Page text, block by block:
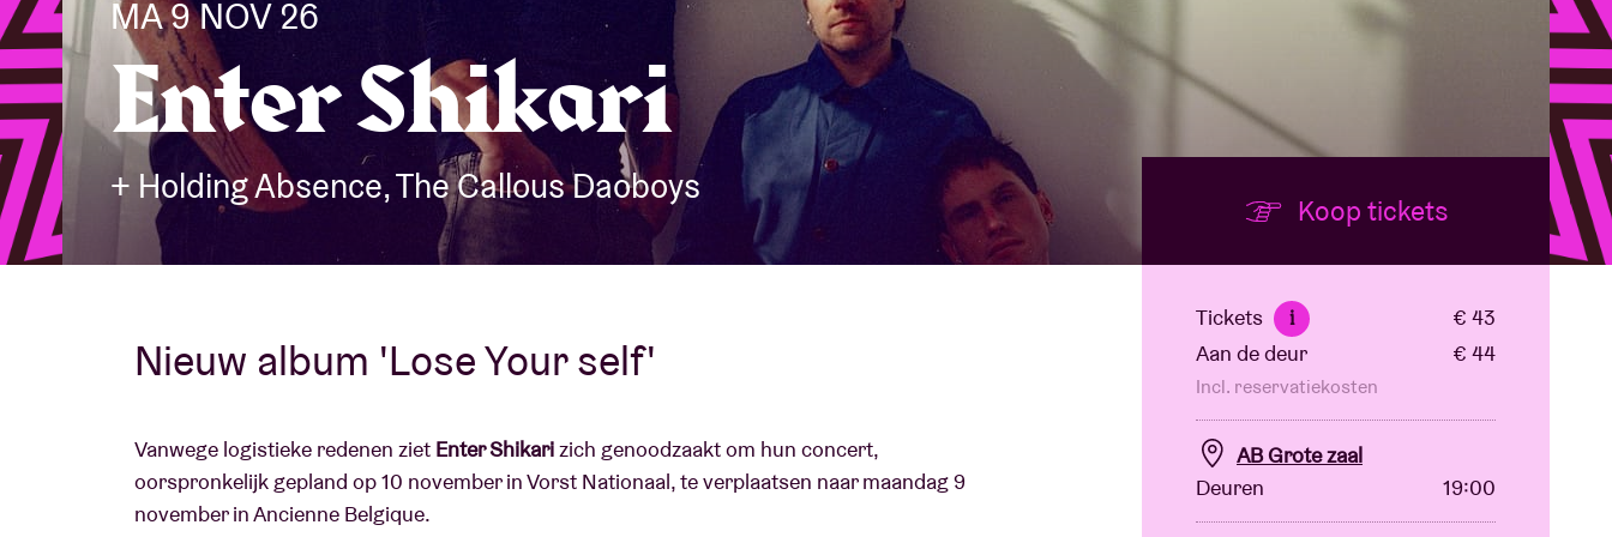
Bezoekersinfo
AB ❤ you
Over AB
Contact
MA 9 NOV 26
Enter Shikari
+ Holding Absence, The Callous Daoboys
Nieuw album 'Lose Your self'
Vanwege logistieke redenen ziet Enter Shikarizich genoodzaakt om hun concert,
oorspronkelijk gepland op 10 november in Vorst Nationaal, te verplaatsen naar maandag 9
november in Ancienne Belgique.
Koop tickets
Tickets i
€ 43
Aan de deur
€ 44
Incl. reservatiekosten
AB Grote zaal
Deuren
19:00